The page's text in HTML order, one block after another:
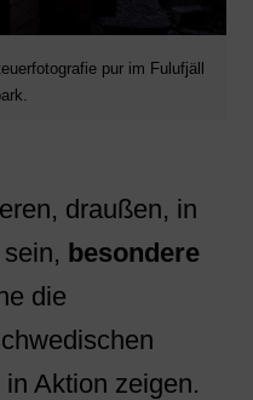
pur im Fulufjäll
draußen, in
besondere
die
Aktion zeigen.